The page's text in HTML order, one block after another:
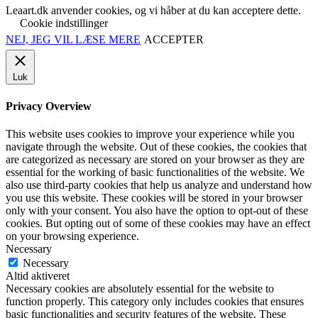
Leaart.dk anvender cookies, og vi håber at du kan acceptere dette.
Cookie indstillinger
NEJ, JEG VIL LÆSE MERE ACCEPTER
Luk
Privacy Overview
This website uses cookies to improve your experience while you
navigate through the website. Out of these cookies, the cookies that
are categorized as necessary are stored on your browser as they are
essential for the working of basic functionalities of the website. We
also use third-party cookies that help us analyze and understand how
you use this website. These cookies will be stored in your browser
only with your consent. You also have the option to opt-out of these
cookies. But opting out of some of these cookies may have an effect
on your browsing experience.
Necessary
Necessary
Altid aktiveret
Necessary cookies are absolutely essential for the website to
function properly. This category only includes cookies that ensures
basic functionalities and security features of the website. These